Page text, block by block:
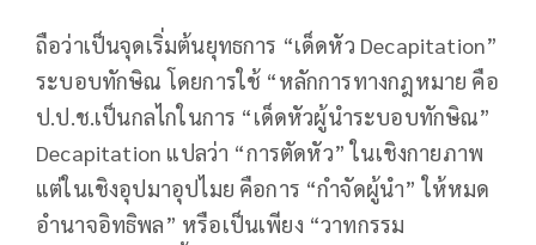
ถือว่าเป็นจุดเริ่มต้นยุทธการ “เด็ดหัว Decapitation”
ระบอบทักษิณ โดยการใช้ “หลักการทางกฎหมาย คือ
ป.ป.ช.เป็นกลไกในการ “เด็ดหัวผู้นำระบอบทักษิณ”
Decapitation แปลว่า “การตัดหัว” ในเชิงกายภาพ
แต่ในเชิงอุปมาอุปไมย คือการ “กำจัดผู้นำ” ให้หมด
อำนาจอิทธิพล” หรือเป็นเพียง “วาทกรรม